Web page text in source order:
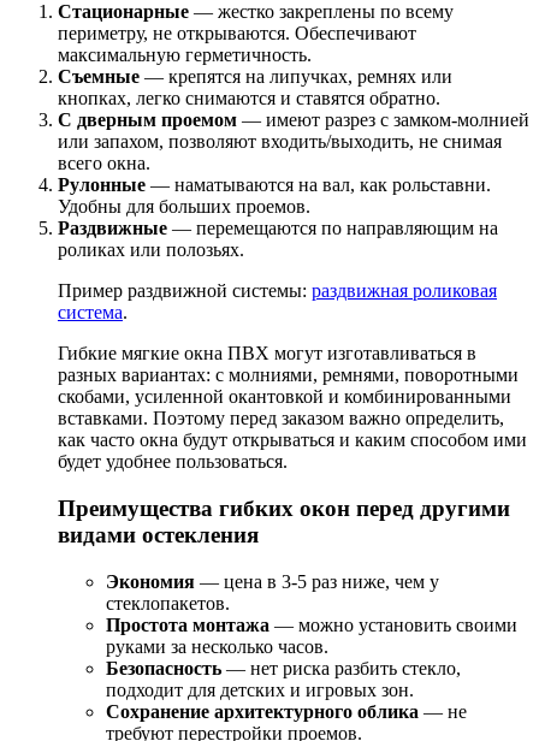
Стационарные — жестко закреплены по всему
периметру, не открываются. Обеспечивают
максимальную герметичность.
Съемные — крепятся на липучках, ремнях или
кнопках, легко снимаются и ставятся обратно.
С дверным проемом — имеют разрез с замком-молнией
или запахом, позволяют входить/выходить, не снимая
всего окна.
Рулонные — наматываются на вал, как рольставни.
Удобны для больших проемов.
Раздвижные — перемещаются по направляющим на
роликах или полозьях.
Пример раздвижной системы: раздвижная роликовая
система.
Гибкие мягкие окна ПВХ могут изготавливаться в
разных вариантах: с молниями, ремнями, поворотными
скобами, усиленной окантовкой и комбинированными
вставками. Поэтому перед заказом важно определить,
как часто окна будут открываться и каким способом ими
будет удобнее пользоваться.
Преимущества гибких окон перед другими
видами остекления
Экономия — цена в 3-5 раз ниже, чем у
стеклопакетов.
Простота монтажа — можно установить своими
руками за несколько часов.
Безопасность — нет риска разбить стекло,
подходит для детских и игровых зон.
Сохранение архитектурного облика — не
требуют перестройки проемов.